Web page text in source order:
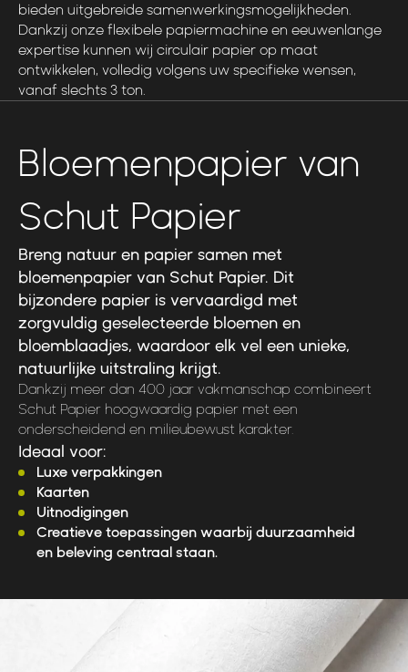
bieden uitgebreide samenwerkingsmogelijkheden.
Dankzij onze flexibele papiermachine en eeuwenlange
expertise kunnen wij circulair papier op maat
ontwikkelen, volledig volgens uw specifieke wensen,
vanaf slechts 3 ton.
Bloemenpapier van
Schut Papier
Breng natuur en papier samen met
bloemenpapier van Schut Papier. Dit
bijzondere papier is vervaardigd met
zorgvuldig geselecteerde bloemen en
bloemblaadjes, waardoor elk vel een unieke,
natuurlijke uitstraling krijgt.
Dankzij meer dan 400 jaar vakmanschap combineert
Schut Papier hoogwaardig papier met een
onderscheidend en milieubewust karakter.
Ideaal voor:
Luxe verpakkingen
Kaarten
Uitnodigingen
Creatieve toepassingen waarbij duurzaamheid
en beleving centraal staan.